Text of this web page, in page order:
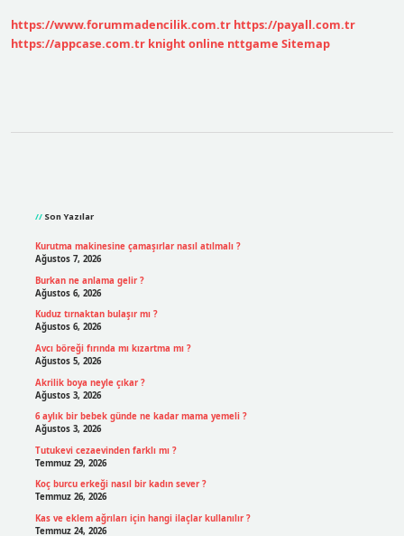
https://www.forummadencilik.com.tr https://payall.com.tr
https://appcase.com.tr knight online nttgame Sitemap
Son Yazılar
Kurutma makinesine çamaşırlar nasıl atılmalı ?
Ağustos 7, 2026
Burkan ne anlama gelir ?
Ağustos 6, 2026
Kuduz tırnaktan bulaşır mı ?
Ağustos 6, 2026
Avcı böreği fırında mı kızartma mı ?
Ağustos 5, 2026
Akrilik boya neyle çıkar ?
Ağustos 3, 2026
6 aylık bir bebek günde ne kadar mama yemeli ?
Ağustos 3, 2026
Tutukevi cezaevinden farklı mı ?
Temmuz 29, 2026
Koç burcu erkeği nasıl bir kadın sever ?
Temmuz 26, 2026
Kas ve eklem ağrıları için hangi ilaçlar kullanılır ?
Temmuz 24, 2026